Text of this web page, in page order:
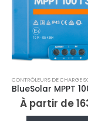
CONTRÔLEURS DE CHARGE SOLAIRE MPPT/PWM ,VICTRON ENERGY
BlueSolar MPPT 100/30 jusqu’à 100/50
a plusieurs variations. Les options peuvent être choisies sur la page du produit
À partir